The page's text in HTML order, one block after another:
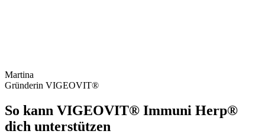
Martina
Gründerin VIGEOVIT®
So kann VIGEOVIT® Immuni Herp®
dich unterstützen